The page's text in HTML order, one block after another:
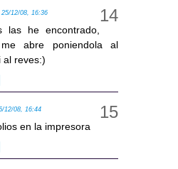
25/12/08, 16:36
las he encontrado,
abre poniendola al
al reves:)
12/08, 16:44
en la impresora